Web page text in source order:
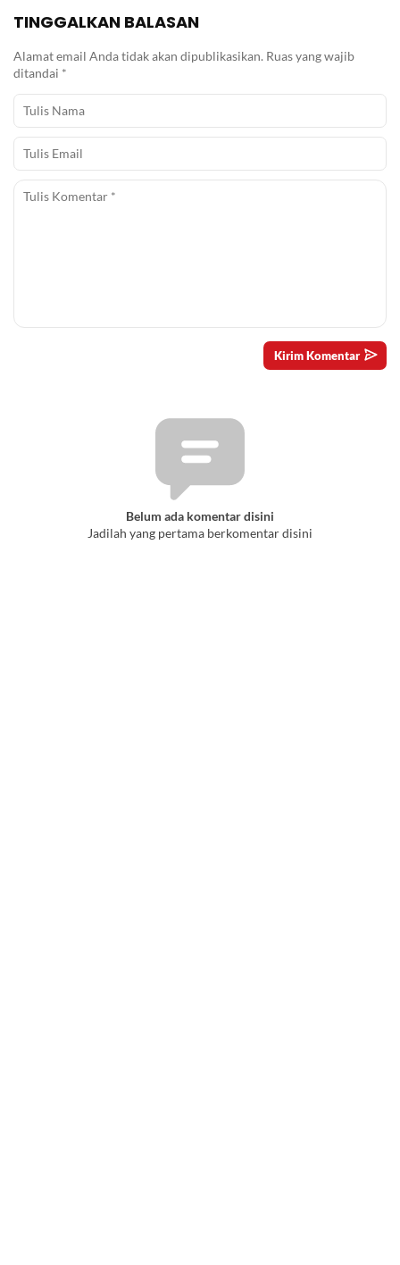
TINGGALKAN BALASAN
Alamat email Anda tidak akan dipublikasikan. Ruas yang wajib
ditandai *
Belum ada komentar disini
Jadilah yang pertama berkomentar disini